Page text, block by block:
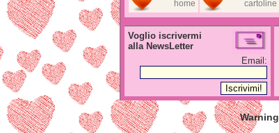
home cartoline
Voglio iscrivermi
alla NewsLetter
Email:
Warning